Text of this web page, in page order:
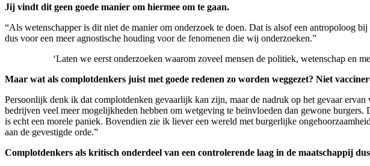
Jij vindt dit geen goede manier om hiermee om te gaan.
“Als wetenschapper is dit niet de manier om onderzoek te doen. Dat is alsof een antropoloog
dus voor een meer agnostische houding voor de fenomenen die wij onderzoeken.”
‘Laten we eerst onderzoeken waarom zoveel mensen de politiek, wetenschap en
Maar wat als complotdenkers juist met goede redenen zo worden weggezet? Niet
Persoonlijk denk ik dat complotdenken gevaarlijk kan zijn, maar de nadruk op het gevaar
bedrijven veel meer mogelijkheden hebben om wetgeving te beïnvloeden dan gewone
is echt een morele paniek. Bovendien zie ik liever een wereld met burgerlijke
aan de gevestigde orde.”
Complotdenkers als kritisch onderdeel van een controlerende laag in de maatschappij